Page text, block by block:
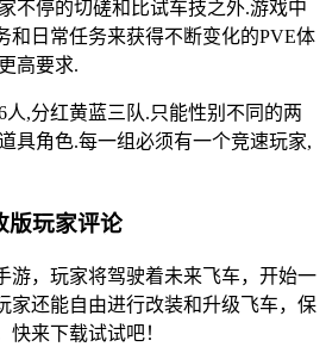
不停的切磋和比试车技之外.游戏中
和日常任务来获得不断变化的PVE体
高要求.
,分红黄蓝三队.只能性别不同的两
具角色.每一组必须有一个竞速玩家,
版玩家评论
游，玩家将驾驶着未来飞车，开始一
家还能自由进行改装和升级飞车，保
来下载试试吧！